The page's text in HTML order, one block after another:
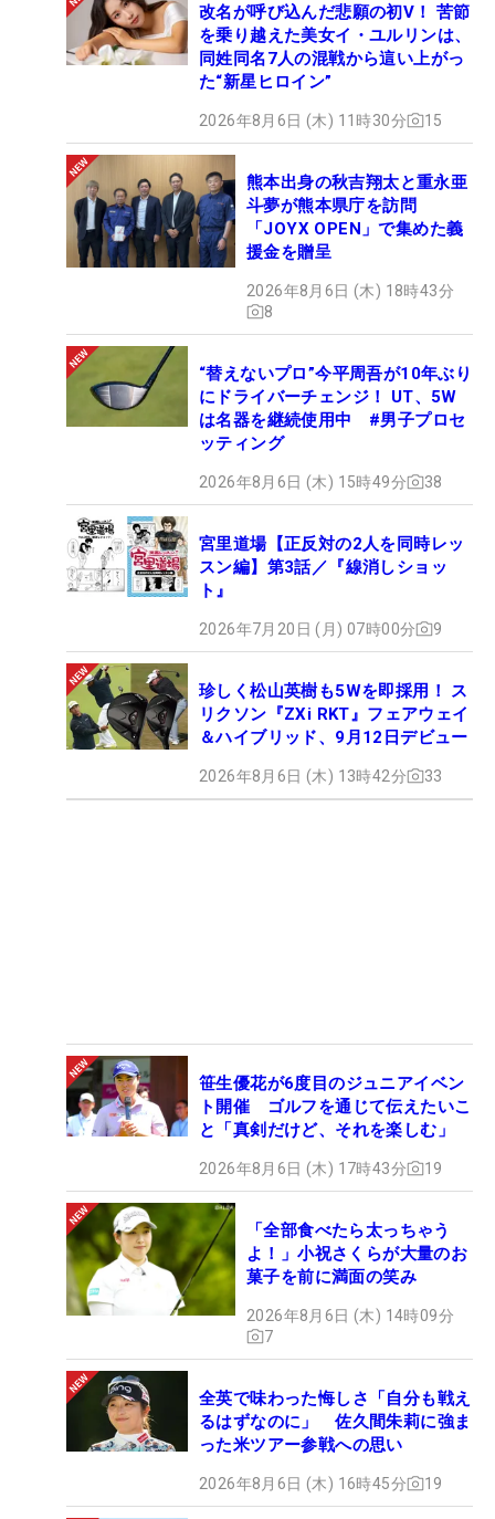
改名が呼び込んだ悲願の初V！ 苦節
を乗り越えた美女イ・ユルリンは、
同姓同名7人の混戦から這い上がっ
た“新星ヒロイン”
2026年8月6日 (木) 11時30分 15
熊本出身の秋吉翔太と重永亜
斗夢が熊本県庁を訪問
「JOYX OPEN」で集めた義
援金を贈呈
2026年8月6日 (木) 18時43分
8
“替えないプロ”今平周吾が10年ぶり
にドライバーチェンジ！ UT、5W
は名器を継続使用中 #男子プロセ
ッティング
2026年8月6日 (木) 15時49分 38
宮里道場【正反対の2人を同時レッ
スン編】第3話／『線消しショッ
ト』
2026年7月20日 (月) 07時00分 9
珍しく松山英樹も5Wを即採用！ ス
リクソン『ZXi RKT』フェアウェイ
＆ハイブリッド、9月12日デビュー
2026年8月6日 (木) 13時42分 33
笹生優花が6度目のジュニアイベン
ト開催 ゴルフを通じて伝えたいこ
と「真剣だけど、それを楽しむ」
2026年8月6日 (木) 17時43分 19
「全部食べたら太っちゃう
よ！」小祝さくらが大量のお
菓子を前に満面の笑み
2026年8月6日 (木) 14時09分
7
全英で味わった悔しさ「自分も戦え
るはずなのに」 佐久間朱莉に強ま
った米ツアー参戦への思い
2026年8月6日 (木) 16時45分 19